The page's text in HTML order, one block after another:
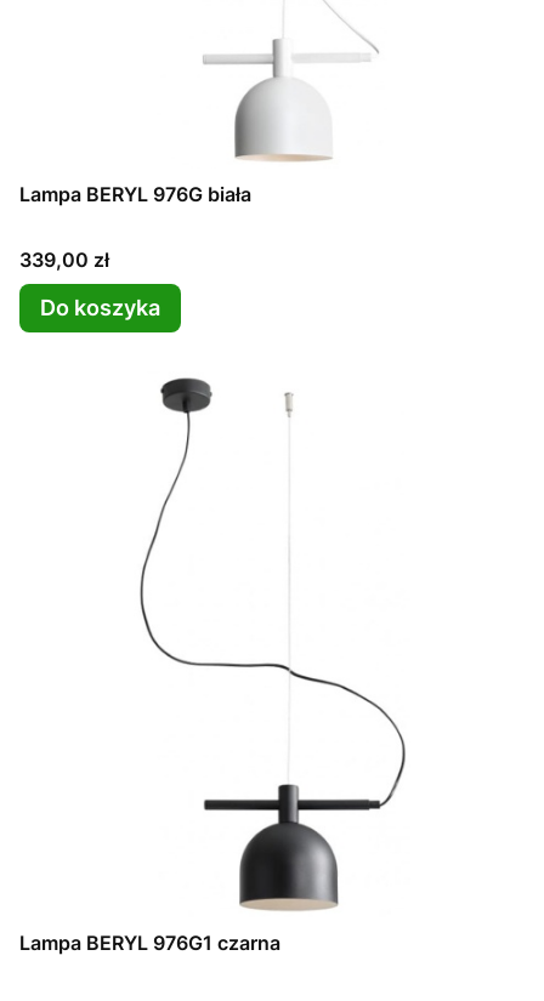
Lampa BERYL 976G biała
Cena
339,00 zł
Do koszyka
Lampa BERYL 976G1 czarna